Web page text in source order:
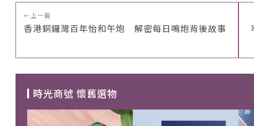
←上一篇
香港銅鑼灣百年怡和午炮 解密每日鳴炮背後故事
時光商號 懷舊選物